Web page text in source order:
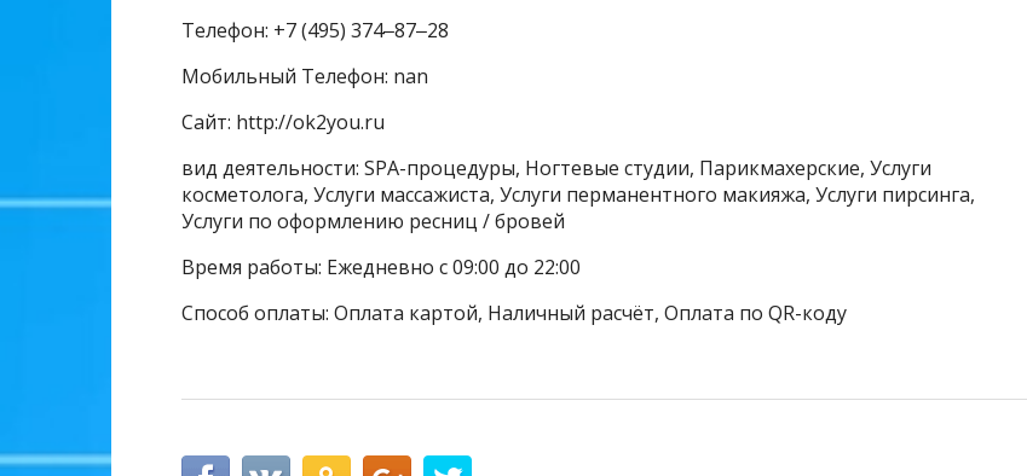
Телефон: +7 (495) 374‒87‒28
Мобильный Телефон: nan
Сайт: http://ok2you.ru
вид деятельности: SPA-процедуры, Ногтевые студии, Парикмахерские, Услуги
косметолога, Услуги массажиста, Услуги перманентного макияжа, Услуги пирсинга,
Услуги по оформлению ресниц / бровей
Время работы: Ежедневно с 09:00 до 22:00
Способ оплаты: Оплата картой, Наличный расчёт, Оплата по QR-коду